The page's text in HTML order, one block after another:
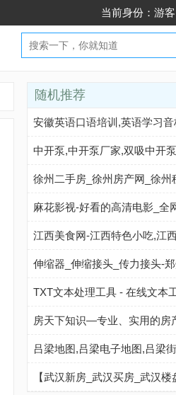
当前身份：游
随机推荐
TXT文本处理工具 - 在线文本
房天下知识—专业、实用的房